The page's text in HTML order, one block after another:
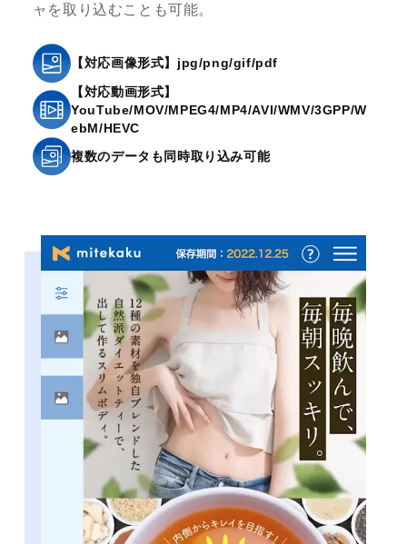
ャを取り込むことも可能。
【対応画像形式】jpg/png/gif/pdf
【対応動画形式】
YouTube/MOV/MPEG4/MP4/AVI/WMV/3GPP/W
ebM/HEVC
複数のデータも同時取り込み可能